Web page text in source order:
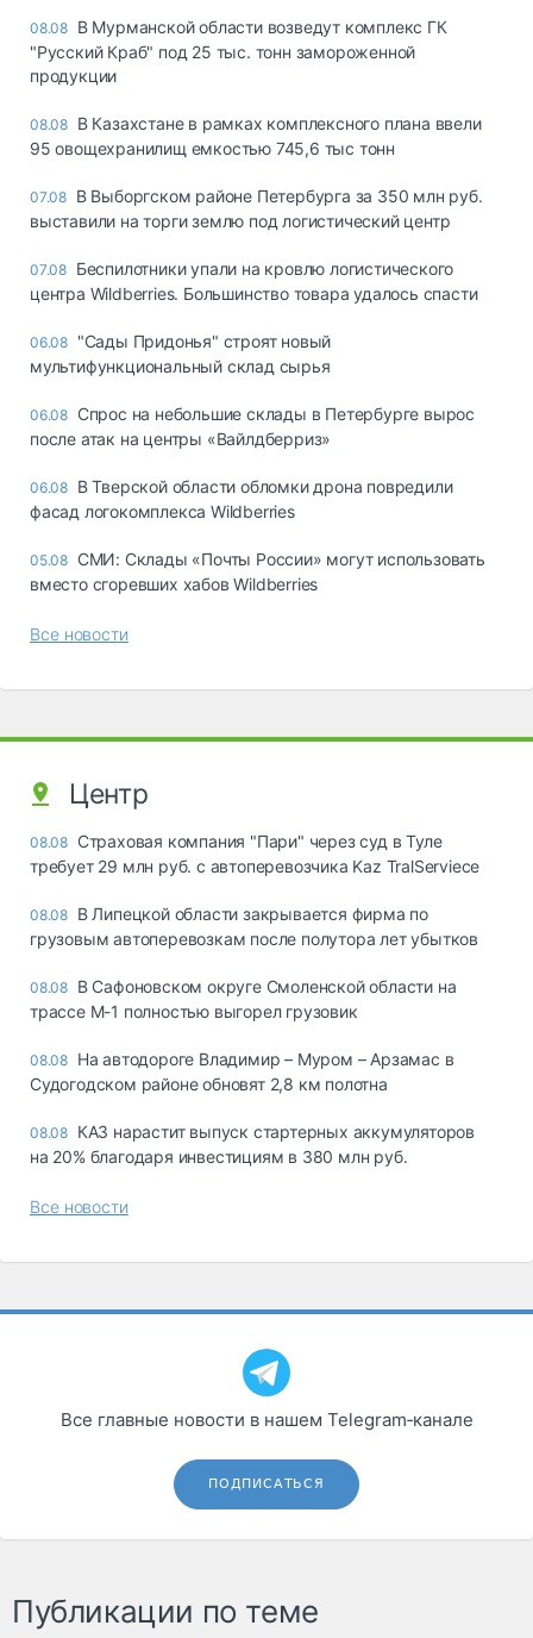
08.08 В Мурманской области возведут комплекс ГК
"Русский Краб" под 25 тыс. тонн замороженной
продукции
08.08 В Казахстане в рамках комплексного плана ввели
95 овощехранилищ емкостью 745,6 тыс тонн
07.08 В Выборгском районе Петербурга за 350 млн руб.
выставили на торги землю под логистический центр
07.08 Беспилотники упали на кровлю логистического
центра Wildberries. Большинство товара удалось спасти
06.08 "Сады Придонья" строят новый
мультифункциональный склад сырья
06.08 Спрос на небольшие склады в Петербурге вырос
после атак на центры «Вайлдберриз»
06.08 В Тверской области обломки дрона повредили
фасад логокомплекса Wildberries
05.08 СМИ: Склады «Почты России» могут использовать
вместо сгоревших хабов Wildberries
Все новости
Центр
08.08 Страховая компания "Пари" через суд в Туле
требует 29 млн руб. с автоперевозчика Kaz TralServiece
08.08 В Липецкой области закрывается фирма по
грузовым автоперевозкам после полутора лет убытков
08.08 В Сафоновском округе Смоленской области на
трассе М-1 полностью выгорел грузовик
08.08 На автодороге Владимир – Муром – Арзамас в
Судогодском районе обновят 2,8 км полотна
08.08 КАЗ нарастит выпуск стартерных аккумуляторов
на 20% благодаря инвестициям в 380 млн руб.
Все новости
Все главные новости в нашем Telegram‑канале
ПОДПИСАТЬСЯ
Публикации по теме